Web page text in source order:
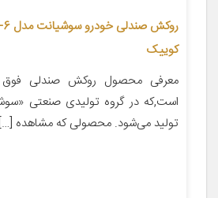
کوییک
معرفی محصول روکش صندلی فوق
تولید می‌شود. محصولی که مشاهده